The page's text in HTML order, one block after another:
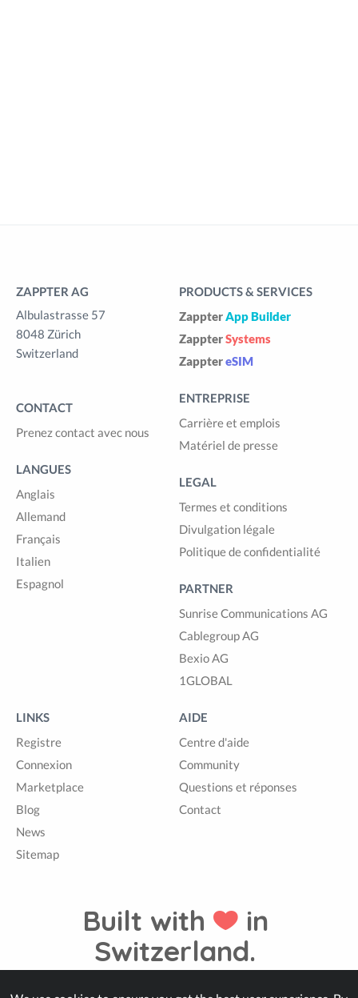
ZAPPTER AG
Albulastrasse 57
8048 Zürich
Switzerland
CONTACT
Prenez contact avec nous
LANGUES
Anglais
Allemand
Français
Italien
Espagnol
PRODUCTS & SERVICES
ZappterApp Builder
ZappterSystems
ZapptereSIM
ENTREPRISE
Carrière et emplois
Matériel de presse
LEGAL
Termes et conditions
Divulgation légale
Politique de confidentialité
PARTNER
Sunrise Communications AG
Cablegroup AG
Bexio AG
1GLOBAL
LINKS
Registre
Connexion
Marketplace
Blog
News
Sitemap
AIDE
Centre d'aide
Community
Questions et réponses
Contact
Built with
in
Switzerland.